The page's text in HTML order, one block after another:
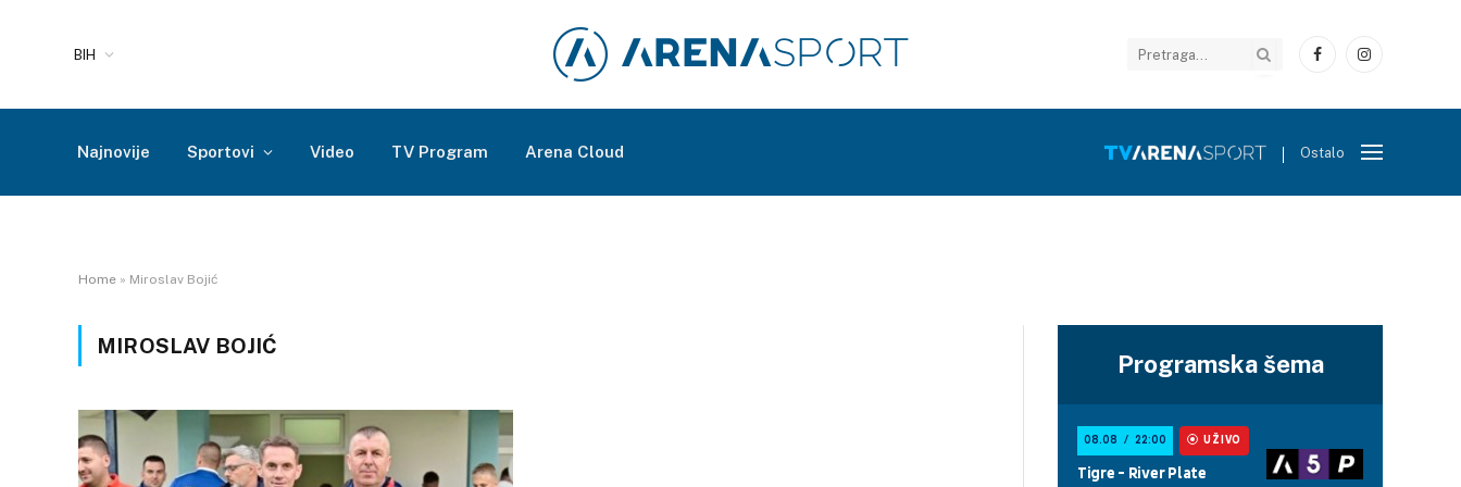
BIH
FacebookInstagram
Najnovije Sportovi Video TV Program Arena Cloud Ostalo
Home » Miroslav Bojić
MIROSLAV BOJIĆ
Programska šema